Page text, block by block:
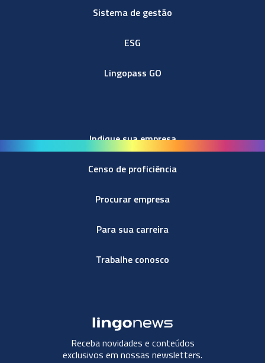
Sistema de gestão
ESG
Lingopass GO
Indique sua empresa
Censo de proficiência
Procurar empresa
Para sua carreira
Trabalhe conosco
Receba novidades e conteúdos
exclusivos em nossas newsletters.